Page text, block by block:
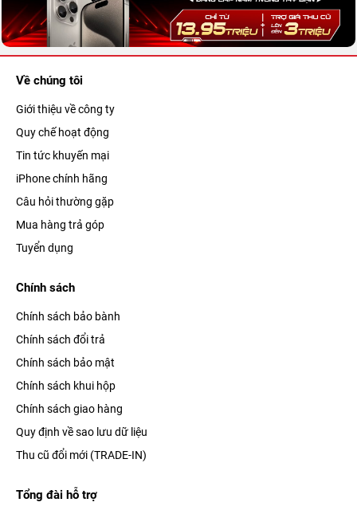
Về chúng tôi
Giới thiệu về công ty
Quy chế hoạt động
Tin tức khuyến mại
iPhone chính hãng
Câu hỏi thường gặp
Mua hàng trả góp
Tuyển dụng
Chính sách
Chính sách bảo bành
Chính sách đổi trả
Chính sách bảo mật
Chính sách khui hộp
Chính sách giao hàng
Quy định về sao lưu dữ liệu
Thu cũ đổi mới (TRADE-IN)
Tổng đài hỗ trợ